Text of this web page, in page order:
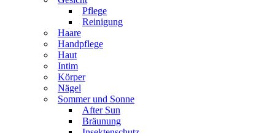
Pflege
Reinigung
Haare
Handpflege
Haut
Intim
Körper
Nägel
Sommer und Sonne
After Sun
Bräunung